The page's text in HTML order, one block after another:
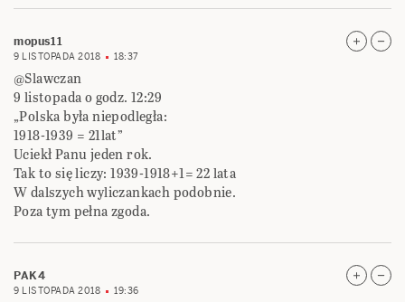
mopus11
9 LISTOPADA 2018 18:37
@Slawczan
9 listopada o godz. 12:29
„Polska była niepodległa:
1918-1939 = 21lat”
Uciekł Panu jeden rok.
Tak to się liczy: 1939-1918+1= 22 lata
W dalszych wyliczankach podobnie.
Poza tym pełna zgoda.
PAK4
9 LISTOPADA 2018 19:36